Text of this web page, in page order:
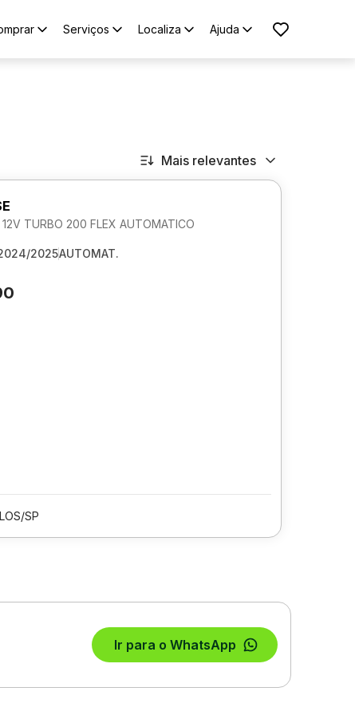
Serviços Localiza Ajuda
Mais relevantes
12V TURBO 200 FLEX AUTOMATICO
2025AUTOMAT.
SP
Ir para o WhatsApp